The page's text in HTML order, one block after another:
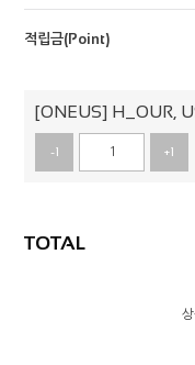
적립금(Point)
[ONEUS] H_OUR,
+1
-1
TOTAL